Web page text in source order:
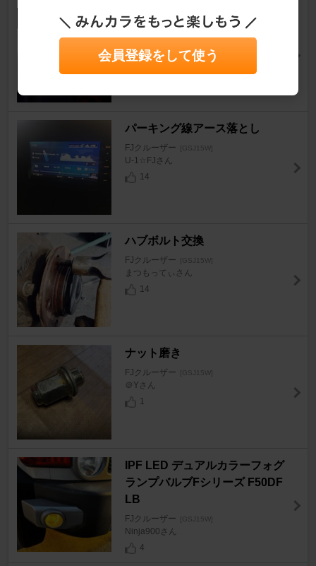
ラゲッジネットフック取付
FJクルーザー [GSJ15W]
TAKUMI-Chiさん
53
パーキング線アース落とし
FJクルーザー [GSJ15W]
U-1☆FJさん
14
ハブボルト交換
FJクルーザー [GSJ15W]
まつもってぃさん
14
ナット磨き
FJクルーザー [GSJ15W]
＠Yさん
1
IPF LED デュアルカラーフォグ
ランプバルブFシリーズ F50DF
LB
FJクルーザー [GSJ15W]
Ninja900さん
4
会員登録をして使う